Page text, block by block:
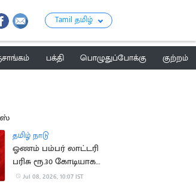
Tamil தமிழ்
பக்தி பொழுதுப்போக்கு
குற்றம்
தமிழ் நாடு
ஓணம் பம்பர் லாட்டரி
பரிசு ரூ.30 கோடியாக
உயர்வு
Jul 08, 2026, 10:07 IST